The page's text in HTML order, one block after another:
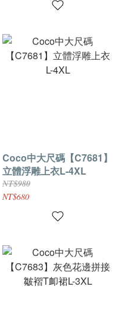
Coco中大尺碼【C7681】
立體浮雕上衣L-4XL
NT$980
NT$680